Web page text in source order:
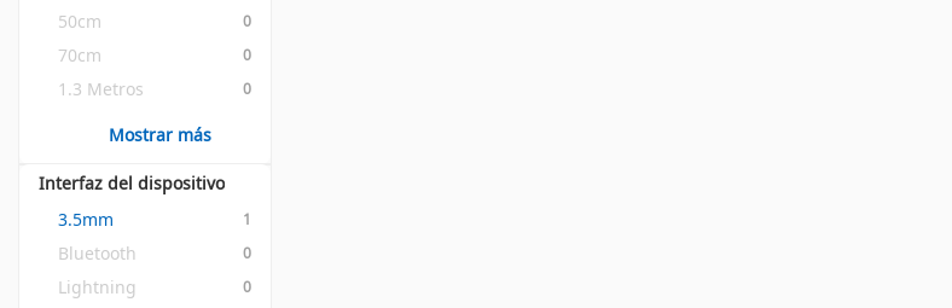
50cm 0
70cm 0
1.3 Metros 0
Mostrar más
Interfaz del dispositivo
3.5mm
1
Bluetooth 0
Lightning 0